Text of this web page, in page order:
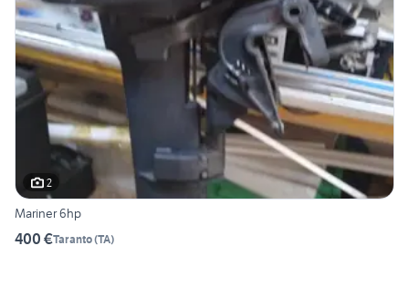
2
Mariner 6hp
400 €Taranto(TA)